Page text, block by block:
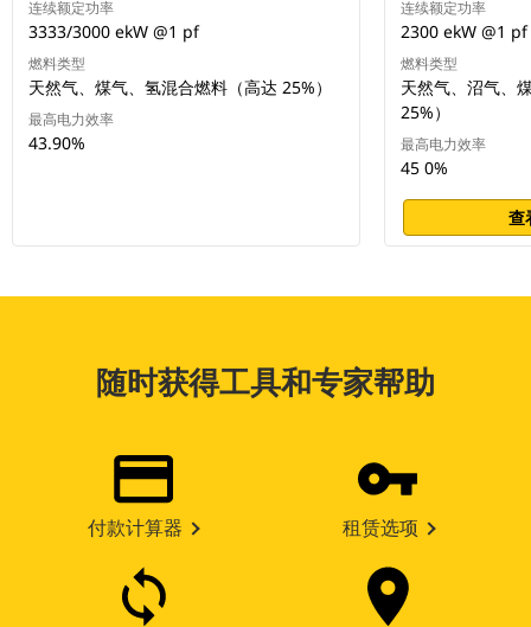
连续额定功率
3333/3000 ekW @1 pf
燃料类型
天然气、煤气、氢混合燃料（高达 25%）
最高电力效率
43.90%
连续额定功率
2300 ekW @1 pf
燃料类型
天然气、沼气、
25%）
最高电力效率
45 0%
查
随时获得工具和专家帮助
付款计算器 租赁选项